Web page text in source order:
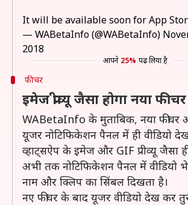
It will be available soon for App
— WABetaInfo (@WABetaInfo)
2018
आपने 25% पढ़ लिया है
फीचर
इमेज प्रीव्यू जैसा होगा नया फीचर
WABetaInfo के मुताबिक, नया फीचर
यूजर नोटिफिकेशन पैनल में ही वीडियो
व्हाट्सऐप के इमेज और GIF प्रीव्यू जैसा ही
अभी तक नोटिफिकेशन पैनल में वीडियो
नाम और क्लिप का सिंबल दिखता है।
नए फीचर के बाद यूजर वीडियो देख कर